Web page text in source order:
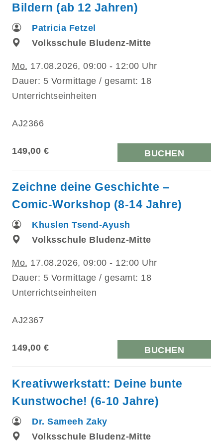
Bildern (ab 12 Jahren)
Patricia Fetzel
Volksschule Bludenz-Mitte
Mo. 17.08.2026, 09:00 - 12:00 Uhr
Dauer: 5 Vormittage / gesamt: 18
Unterrichtseinheiten
AJ2366
149,00 € BUCHEN
Zeichne deine Geschichte –
Comic-Workshop (8-14 Jahre)
Khuslen Tsend-Ayush
Volksschule Bludenz-Mitte
Mo. 17.08.2026, 09:00 - 12:00 Uhr
Dauer: 5 Vormittage / gesamt: 18
Unterrichtseinheiten
AJ2367
149,00 € BUCHEN
Kreativwerkstatt: Deine bunte
Kunstwoche! (6-10 Jahre)
Dr. Sameeh Zaky
Volksschule Bludenz-Mitte